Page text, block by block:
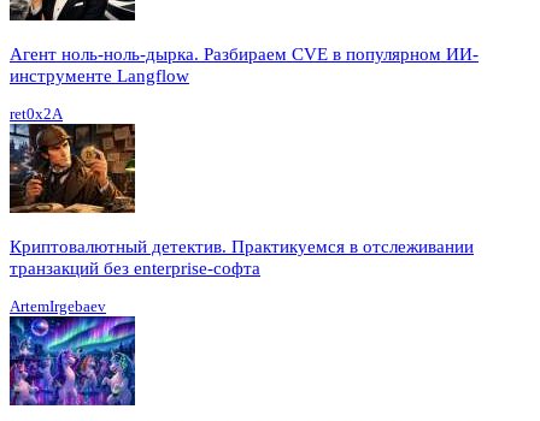
Агент ноль-ноль-дырка. Разбираем CVE в популярном ИИ-
инструменте Langflow
ret0x2A
Криптовалютный детектив. Практикуемся в отслеживании
транзакций без enterprise-софта
ArtemIrgebaev